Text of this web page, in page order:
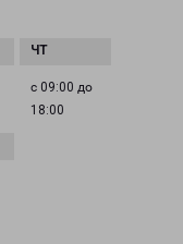
с 09:00 до
18:00